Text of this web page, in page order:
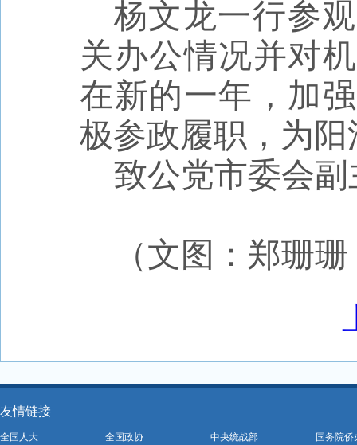
杨文龙一行参
关办公情况并对
在新的一年，加
极参政履职，为阳
致公党市委会副
（文图：郑珊
友情链接
全国人大 全国政协 中央统战部
国务院侨